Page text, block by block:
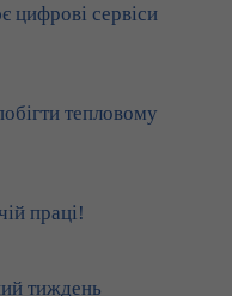
сервіси
тепловому
праці!
тиждень